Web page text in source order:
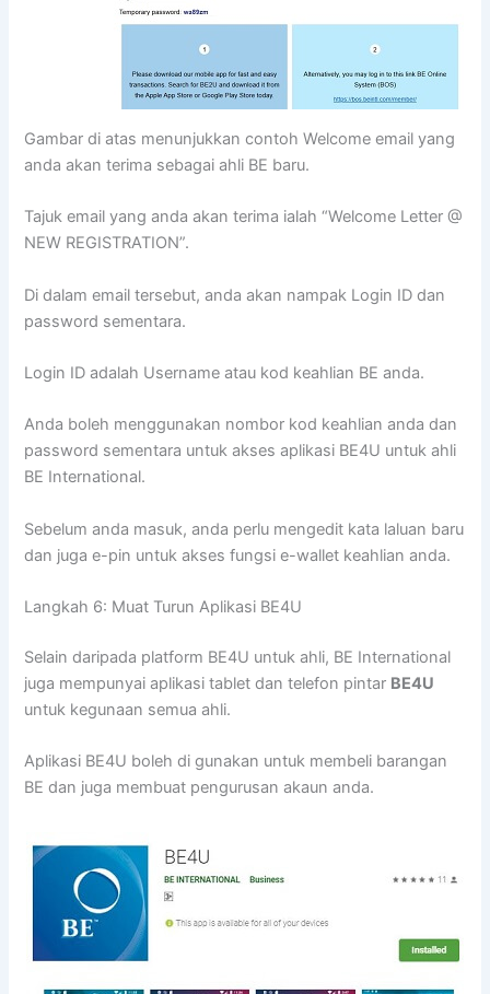
Gambar di atas menunjukkan contoh Welcome email yang
anda akan terima sebagai ahli BE baru.
Tajuk email yang anda akan terima ialah “Welcome Letter @
NEW REGISTRATION”.
Di dalam email tersebut, anda akan nampak Login ID dan
password sementara.
Login ID adalah Username atau kod keahlian BE anda.
Anda boleh menggunakan nombor kod keahlian anda dan
password sementara untuk akses aplikasi BE4U untuk ahli
BE International.
Sebelum anda masuk, anda perlu mengedit kata laluan baru
dan juga e-pin untuk akses fungsi e-wallet keahlian anda.
Langkah 6: Muat Turun Aplikasi BE4U
Selain daripada platform BE4U untuk ahli, BE International
juga mempunyai aplikasi tablet dan telefon pintar BE4U
untuk kegunaan semua ahli.
Aplikasi BE4U boleh di gunakan untuk membeli barangan
BE dan juga membuat pengurusan akaun anda.